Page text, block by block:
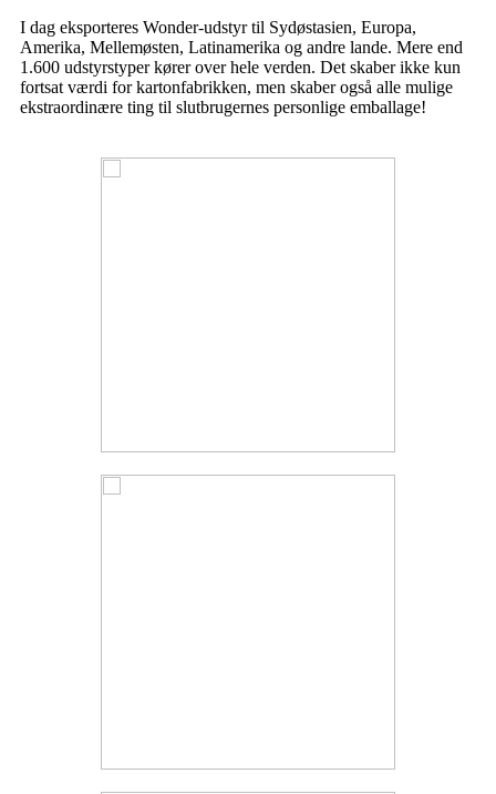
I dag eksporteres Wonder-udstyr til Sydøstasien, Europa,
Amerika, Mellemøsten, Latinamerika og andre lande. Mere end
1.600 udstyrstyper kører over hele verden. Det skaber ikke kun
fortsat værdi for kartonfabrikken, men skaber også alle mulige
ekstraordinære ting til slutbrugernes personlige emballage!